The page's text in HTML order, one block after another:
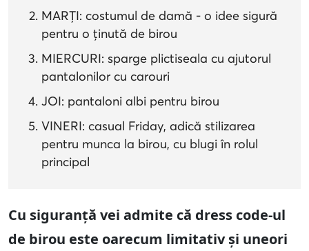
MARȚI: costumul de damă - o idee sigură
pentru o ținută de birou
MIERCURI: sparge plictiseala cu ajutorul
pantalonilor cu carouri
JOI: pantaloni albi pentru birou
VINERI: casual Friday, adică stilizarea
pentru munca la birou, cu blugi în rolul
principal
Cu siguranță vei admite că dress code-ul
de birou este oarecum limitativ și uneori